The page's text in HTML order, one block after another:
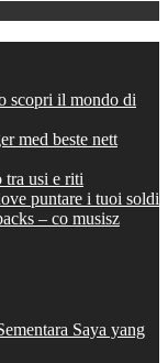
scopri il mondo di
med beste nett
tra usi e riti
puntare i tuoi soldi
– co musisz
Saya yang